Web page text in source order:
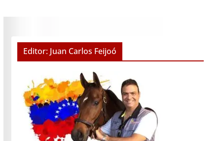
Editor: Juan Carlos Feijoó